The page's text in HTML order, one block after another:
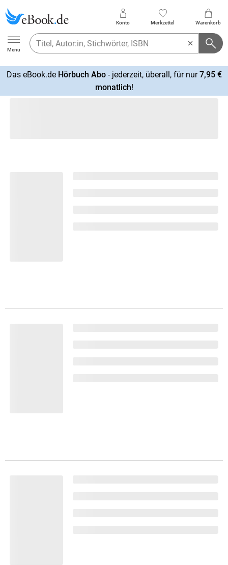
Ebook.de
Menu
Konto Merkzettel Warenkorb
Das eBook.de Hörbuch Abo- jederzeit, überall, für nur7,95 €
monatlich!